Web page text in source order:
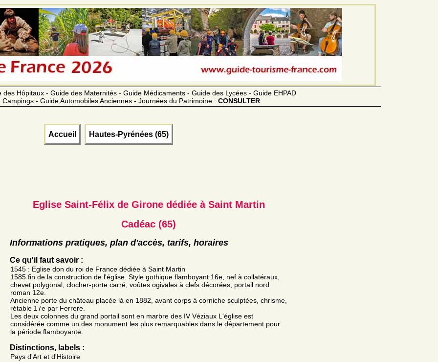
Hôpitaux - Guide des Maternités - Guide Médicaments - Guide des Lycées - Guide EHPAD
- Guide Automobiles Anciennes - Journées du Patrimoine : CONSULTER
Accueil Hautes-Pyrénées (65)
Eglise Saint-Félix de Girone dédiée à Saint Martin
Cadéac (65)
Informations pratiques, plan d'accès, tarifs, horaires
Ce qu'il faut savoir :
1545 : Eglise don du roi de France dédiée à Saint Martin
1585 fin de la construction de l'église. Style gothique flamboyant 16e, nef à collatéraux,
chevet polygonal, clocher-porte carré, voûtes ogivales à clefs décorées, portail nord
roman 12e.
Ancienne porte du château placée là en 1882, avant corps à corniche sculptées, chrisme,
rétable 17e par Ferrere.
Les deux colonnes du grand portail sont en marbre des IV Véziaux L'église est
considérée comme un des monument les plus remarquables dans le département pour
la période flamboyante.
Distinctions, labels :
Pays d'Art et d'Histoire